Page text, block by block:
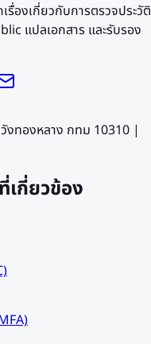
องเกี่ยวกับการตรวจประวัติ
แปลเอกสาร และรับรอง
งทองหลาง กทม 10310 |
เกี่ยวข้อง